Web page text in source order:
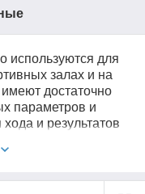
используются для
залах и на
достаточно
параметров и
и результатов
марки «Импульс»